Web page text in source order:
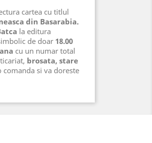
cartea cu titlul
din Basarabia.
la editura
de doar 18.00
cu un numar total
brosata, stare
comanda si va doreste